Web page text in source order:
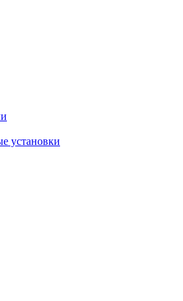
установки